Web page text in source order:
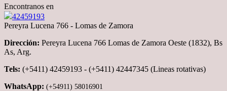
Encontranos en
42459193
Pereyra Lucena 766 - Lomas de Zamora
Dirección: Pereyra Lucena 766 Lomas de Zamora Oeste (1832), Bs
As, Arg.
Tels: (+5411) 42459193 - (+5411) 42447345 (Lineas rotativas)
WhatsApp: (+54911) 58016901